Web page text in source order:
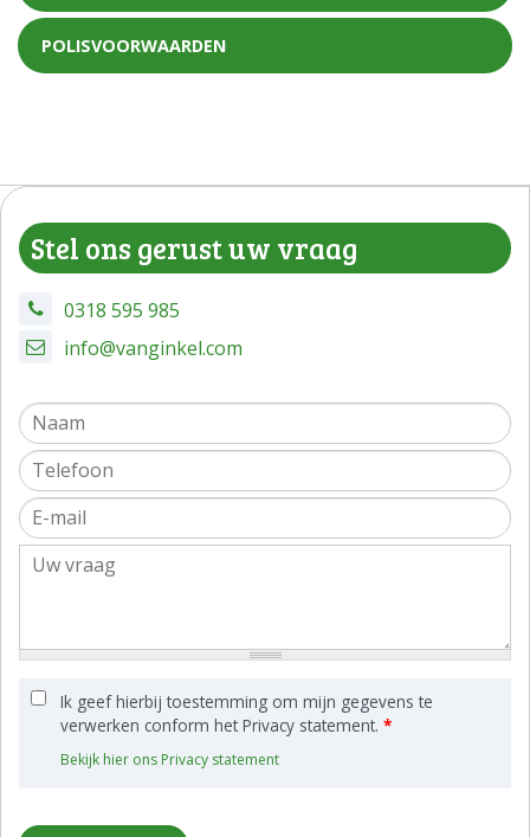
POLISVOORWAARDEN
Stel ons gerust uw vraag
0318 595 985
info@vanginkel.com
Ik geef hierbij toestemming om mijn gegevens te
verwerken conform het Privacy statement. *
Bekijk hier ons Privacy statement